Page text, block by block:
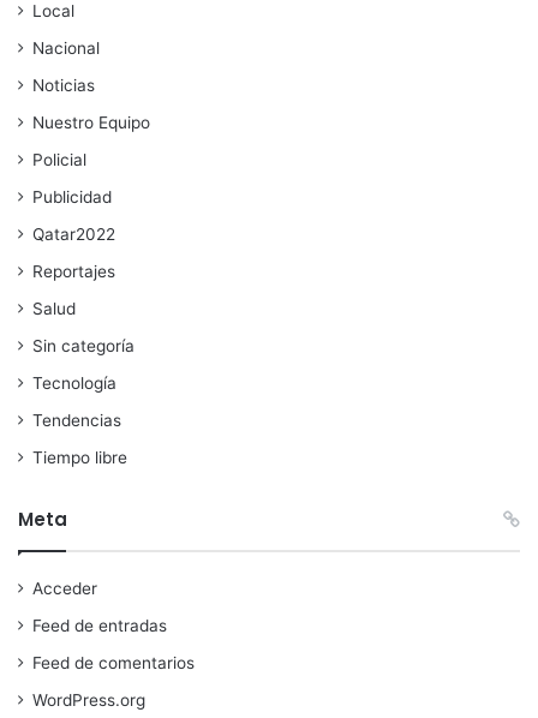
Local
Nacional
Noticias
Nuestro Equipo
Policial
Publicidad
Qatar2022
Reportajes
Salud
Sin categoría
Tecnología
Tendencias
Tiempo libre
Meta
Acceder
Feed de entradas
Feed de comentarios
WordPress.org